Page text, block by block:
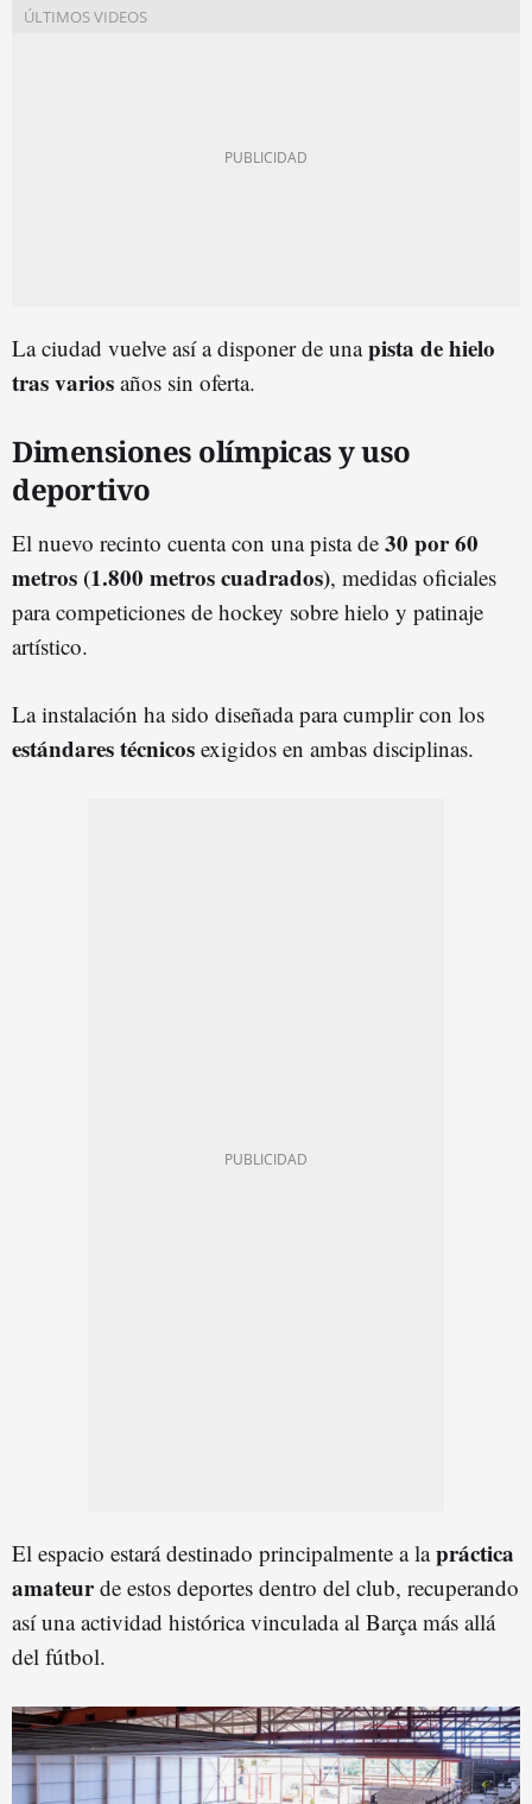
La ciudad vuelve así a disponer de unapista de hielo
tras varios años sin oferta.
Dimensiones olímpicas y uso
deportivo
El nuevo recinto cuenta con una pista de 30 por 60
metros (1.800 metros cuadrados), medidas oficiales
para competiciones de hockey sobre hielo y patinaje
artístico.
La instalación ha sido diseñada para cumplir con los
estándares técnicos exigidos en ambas disciplinas.
El espacio estará destinado principalmente a lapráctica
amateurde estos deportes dentro del club, recuperando
así una actividad histórica vinculada al Barça más allá
del fútbol.